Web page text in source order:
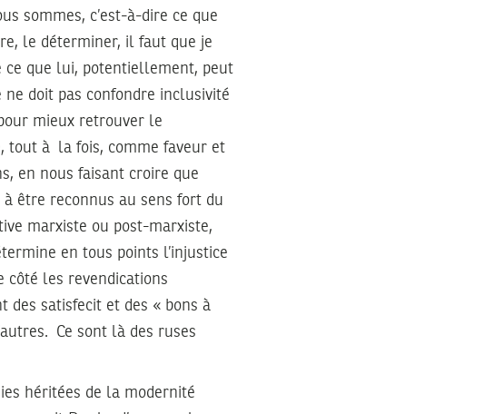
sommes, c’est-à-dire ce que
le déterminer, il faut que je
ce que lui, potentiellement, peut
doit pas confondre inclusivité
mieux retrouver le
tout à la fois, comme faveur et
en nous faisant croire que
à être reconnus au sens fort du
marxiste ou post-marxiste,
en tous points l’injustice
côté les revendications
satisfecit et des « bons à
Ce sont là des ruses
héritées de la modernité